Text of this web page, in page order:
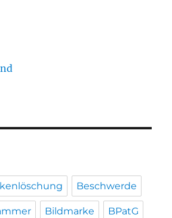
Beschwerde
Bildmarke BPatG